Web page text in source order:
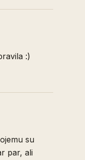
:)
su
par, ali